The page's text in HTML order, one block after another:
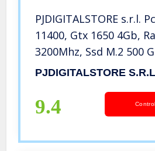
PJDIGITALSTORE s.r.l.
11400, Gtx 1650 4Gb,
3200Mhz, Ssd M.2 500
Dissipatore ad Aria,
– TALENT I550F
PJDIGITALSTORE
9.4